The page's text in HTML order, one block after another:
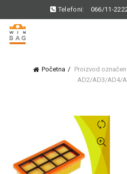
Telefoni: 066/11-
Početna
Proizvod
AD2/AD3/AD4/